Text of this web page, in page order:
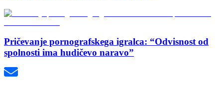
Pričevanje pornografskega igralca: “Odvisnost od
spolnosti ima hudičevo naravo”